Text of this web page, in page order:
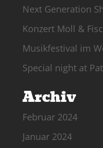
Next Generation
Konzert Moll &
Musikfestival im
Special night at
Archiv
Februar 2024
Januar 2024